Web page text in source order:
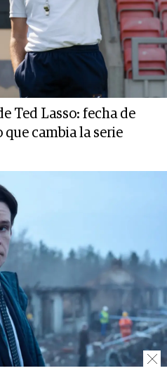
Ted Lasso: fecha de
cambia la serie